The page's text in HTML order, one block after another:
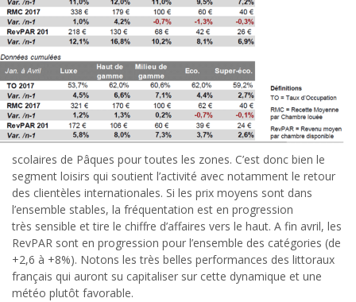
scolaires de Pâques pour toutes les zones. C’est donc bien le
segment loisirs qui soutient l’activité avec notamment le retour
des clientèles internationales. Si les prix moyens sont dans
l’ensemble stables, la fréquentation est en progression
très sensible et tire le chiffre d’affaires vers le haut. A fin avril, les
RevPAR sont en progression pour l’ensemble des catégories (de
+2,6 à +8%). Notons les très belles performances des littoraux
français qui auront su capitaliser sur cette dynamique et une
météo plutôt favorable.